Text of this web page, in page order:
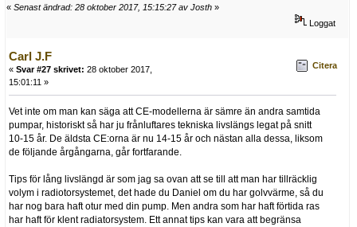
« Senast ändrad: 28 oktober 2017, 15:15:27 av Josth »
Loggat
Carl J.F
« Svar #27 skrivet: 28 oktober 2017,
15:01:11 »
Citera
Vet inte om man kan säga att CE-modellerna är sämre än andra samtida
pumpar, historiskt så har ju frånluftares tekniska livslängs legat på snitt
10-15 år. De äldsta CE:orna är nu 14-15 år och nästan alla dessa, liksom
de följande årgångarna, går fortfarande.
Tips för lång livslängd är som jag sa ovan att se till att man har tillräcklig
volym i radiotorsystemet, det hade du Daniel om du har golvvärme, så du
har nog bara haft otur med din pump. Men andra som har haft förtida ras
har haft för klent radiatorsystem. Ett annat tips kan vara att begränsa